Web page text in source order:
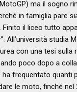
ma il sogno
in famiglia pare
Finito il liceo tutto
All’università studia
con una tesi sulla
poco dopo a
ha frequentato quanti
le moto, finché nel